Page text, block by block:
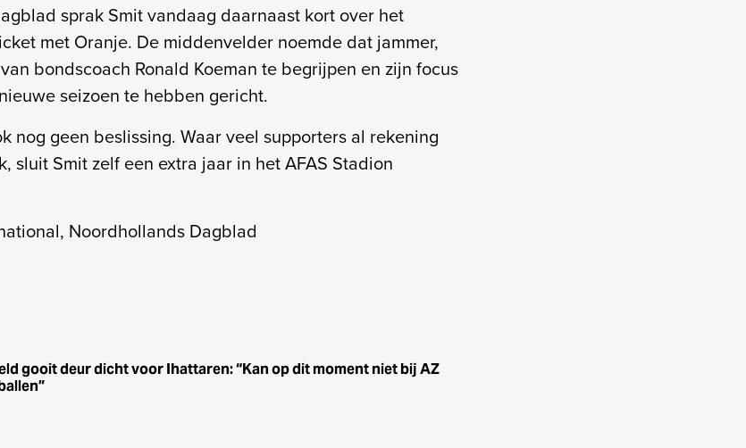
sprak Smit vandaag daarnaast kort over het
met Oranje. De middenvelder noemde dat jammer,
bondscoach Ronald Koeman te begrijpen en zijn focus
seizoen te hebben gericht.
nog geen beslissing. Waar veel supporters al rekening
sluit Smit zelf een extra jaar in het AFAS Stadion
Noordhollands Dagblad
gooit deur dicht voor Ihattaren: “Kan op dit moment niet bij AZ